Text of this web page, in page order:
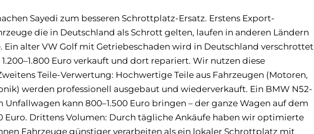
Sayedi zum besseren Schrottplatz-Ersatz. Erstens Export-
die in Deutschland als Schrott gelten, laufen in anderen Ländern
Ein alter VW Golf mit Getriebeschaden wird in Deutschland verschrottet
Euro verkauft und dort repariert. Wir nutzen diese
Teile-Verwertung: Hochwertige Teile aus Fahrzeugen (Motoren,
werden professionell ausgebaut und wiederverkauft. Ein BMW N52-
Unfallwagen kann 800–1.500 Euro bringen – der ganze Wagen auf dem
Euro. Drittens Volumen: Durch tägliche Ankäufe haben wir optimierte
Fahrzeuge günstiger verarbeiten als ein lokaler Schrottplatz mit